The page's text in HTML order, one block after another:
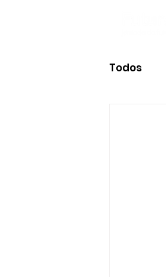
Todos